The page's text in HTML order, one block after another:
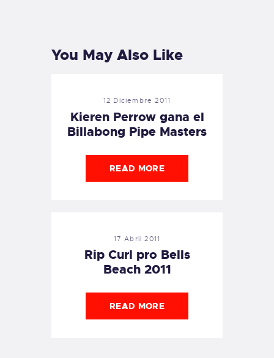
You May Also Like
12 Diciembre 2011
Kieren Perrow gana el
Billabong Pipe Masters
READ MORE
17 Abril 2011
Rip Curl pro Bells
Beach 2011
READ MORE